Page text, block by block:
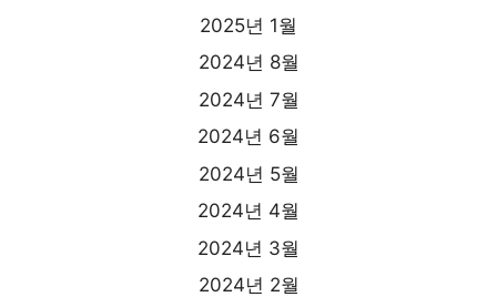
2025년 1월
2024년 8월
2024년 7월
2024년 6월
2024년 5월
2024년 4월
2024년 3월
2024년 2월